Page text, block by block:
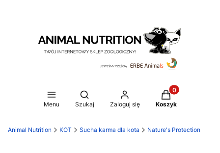
Menu
Otwórz wyszukiwarkę
Szukaj Zaloguj się
Produkty w
Koszyk
Animal Nutrition KOT Sucha karma dla kota Nature's Protection